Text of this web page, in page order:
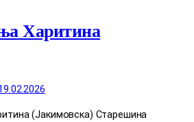
Харитина
(Јакимовска) Старешина